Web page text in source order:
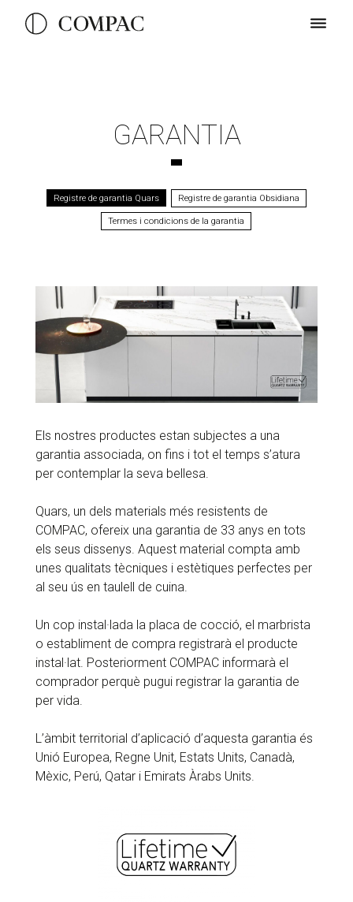
GARANTIA
Registre de garantia Quars Registre de garantia Obsidiana
Termes i condicions de la garantia
Els nostres productes estan subjectes a una
garantia associada, on fins i tot el temps s’atura
per contemplar la seva bellesa.
Quars, un dels materials més resistents de
COMPAC, ofereix una garantia de 33 anys en tots
els seus dissenys. Aquest material compta amb
unes qualitats tècniques i estètiques perfectes per
al seu ús en taulell de cuina.
Un cop instal·lada la placa de cocció, el marbrista
o establiment de compra registrarà el producte
instal·lat. Posteriorment COMPAC informarà el
comprador perquè pugui registrar la garantia de
per vida.
L’àmbit territorial d’aplicació d’aquesta garantia és
Unió Europea, Regne Unit, Estats Units, Canadà,
Mèxic, Perú, Qatar i Emirats Àrabs Units.